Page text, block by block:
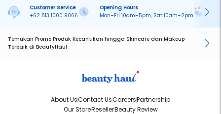
Customer Service
+62 813 1000 9066
Opening Hours
Mon–Fri 10am–5pm, Sat 10am–2pm
Temukan Promo Produk Kecantikan hingga Skincare dan Makeup
Terbaik di BeautyHaul
About UsContact UsCareersPartnership
Our StoreResellerBeauty Review